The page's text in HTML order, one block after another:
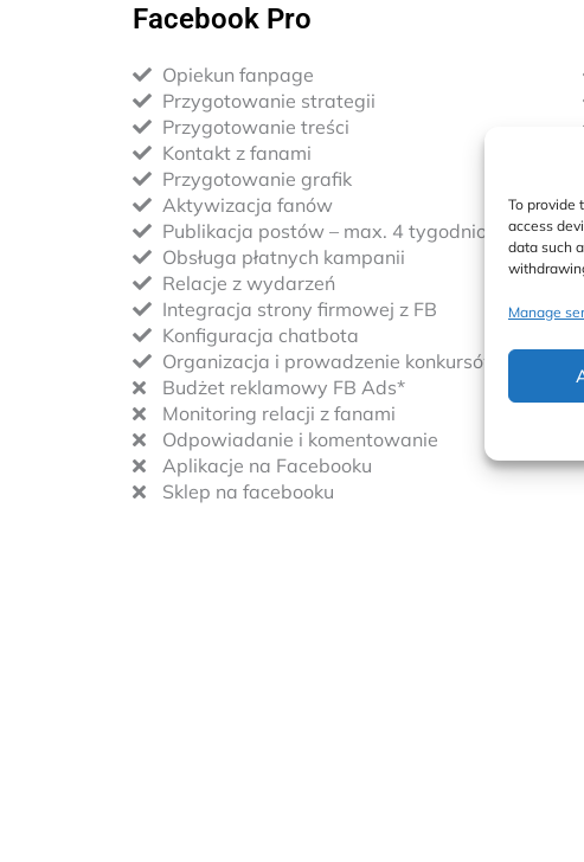
To provide
access
data such
Manage
Facebook Pro
Opiekun fanpage
Przygotowanie strategii
Przygotowanie treści
Kontakt z fanami
Przygotowanie grafik
Aktywizacja fanów
Publikacja postów – max. 4 tygodniowo
Obsługa płatnych kampanii
Relacje z wydarzeń
Integracja strony firmowej z FB
Konfiguracja chatbota
Organizacja i prowadzenie konkursów
Budżet reklamowy FB Ads*
Monitoring relacji z fanami
Odpowiadanie i komentowanie
Aplikacje na Facebooku
Sklep na facebooku